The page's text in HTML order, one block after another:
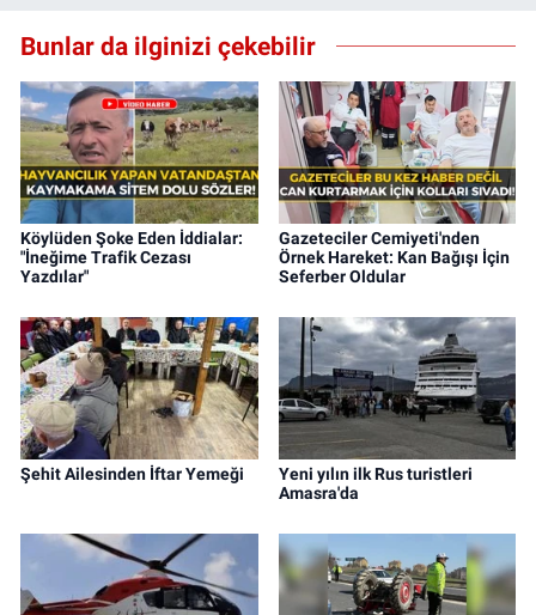
Bunlar da ilginizi çekebilir
Köylüden Şoke Eden İddialar:
"İneğime Trafik Cezası
Yazdılar"
Gazeteciler Cemiyeti'nden
Örnek Hareket: Kan Bağışı İçin
Seferber Oldular
Şehit Ailesinden İftar Yemeği
Yeni yılın ilk Rus turistleri
Amasra'da